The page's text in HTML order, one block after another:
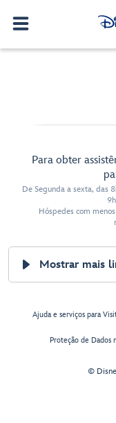
Para obter
De Segunda a sexta, das
Hóspedes com
Mostrar mais
Ajuda e serviços para
Proteção de Dados
©